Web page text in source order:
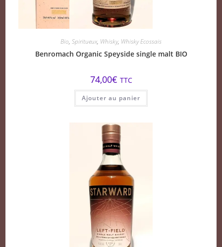
Bio, Spiritueux, Whisky, Whisky Ecossais
Benromach Organic Speyside single malt BIO
74,00€ TTC
Ajouter au panier